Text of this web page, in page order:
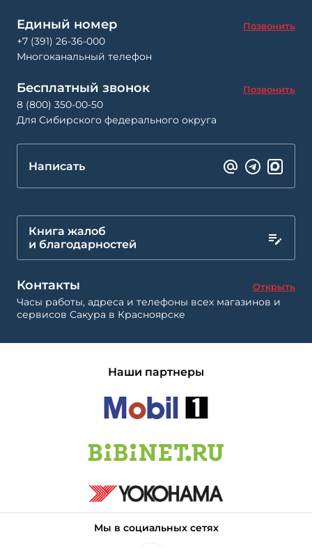
Единый номер Позвонить
+7 (391) 26-36-000
Многоканальный телефон
Бесплатный звонок Позвонить
8 (800) 350-00-50
Для Сибирского федерального округа
Написать
Книга жалоб
и благодарностей
Контакты Открыть
Часы работы, адреса и телефоны всех магазинов и
сервисов Сакура в Красноярске
Наши партнеры
Мы в социальных сетях